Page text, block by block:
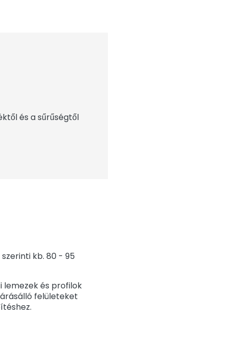
és a sűrűségtől
kb. 80 - 95
lemezek és profilok
felületeket